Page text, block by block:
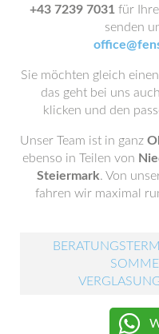
+43 7239 7031 für
senden
Sie möchten gleich
das geht bei uns auch
klicken und den
Unser Team ist in ganz
ebenso in Teilen von
Steiermark. Von
fahren wir maximal